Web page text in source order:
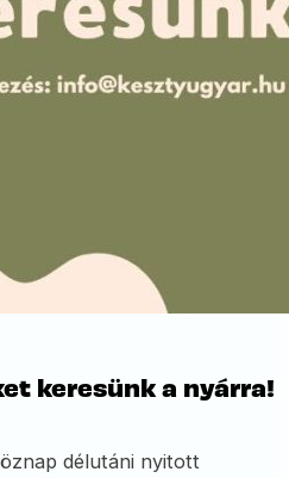
keresünk a nyárra!
délutáni nyitott